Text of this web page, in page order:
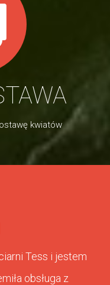
kwiatów
Tess i jestem
obsługa z